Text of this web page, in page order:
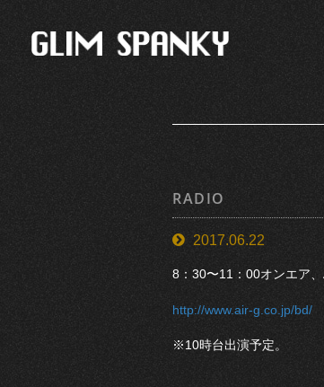
RADIO
2017.06.22
8：30〜11：00オンエア
http://www.air-g.co.jp/bd/
※10時台出演予定。